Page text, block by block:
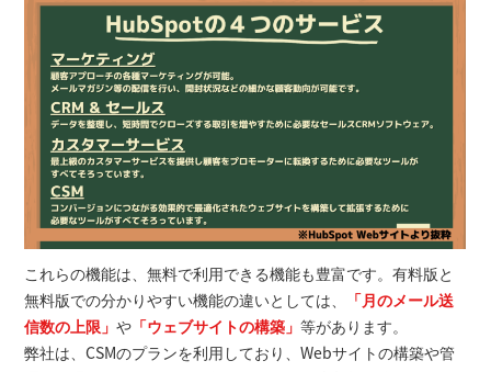
これらの機能は、無料で利用できる機能も豊富です。有料版と
無料版での分かりやすい機能の違いとしては、
「月のメール送
信数の上限」や 「ウェブサイトの構築」等があります。
弊社は、CSMのプランを利用しており、Webサイトの構築や管